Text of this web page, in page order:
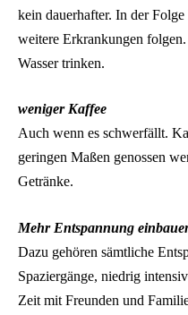
kein dauerhafter. In der
weitere Erkrankungen
Wasser trinken.
weniger Kaffee
Auch wenn es schwerfällt.
geringen Maßen genossen
Getränke.
Mehr Entspannung
Dazu gehören sämtliche
Spaziergänge, niedrig
Zeit mit Freunden und